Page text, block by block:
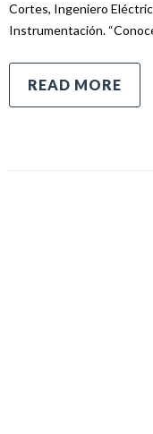
Cortes, Ingeniero
Instrumentación.
READ MORE